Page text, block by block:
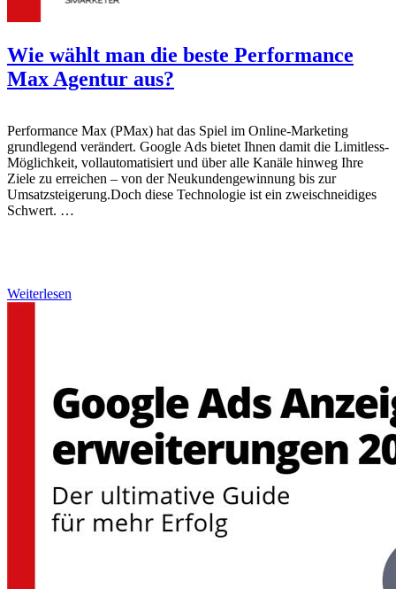
Wie wählt man die beste Performance
Max Agentur aus?
Performance Max (PMax) hat das Spiel im Online-Marketing
grundlegend verändert. Google Ads bietet Ihnen damit die Limitless-
Möglichkeit, vollautomatisiert und über alle Kanäle hinweg Ihre
Ziele zu erreichen – von der Neukundengewinnung bis zur
Umsatzsteigerung.Doch diese Technologie ist ein zweischneidiges
Schwert. …
Weiterlesen